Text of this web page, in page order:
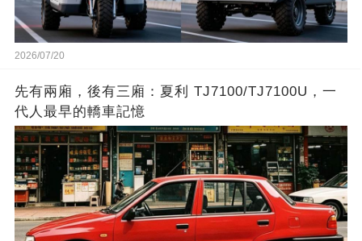
2026/07/20
先有兩廂，後有三廂：夏利 TJ7100/TJ7100U，一
代人最早的轎車記憶